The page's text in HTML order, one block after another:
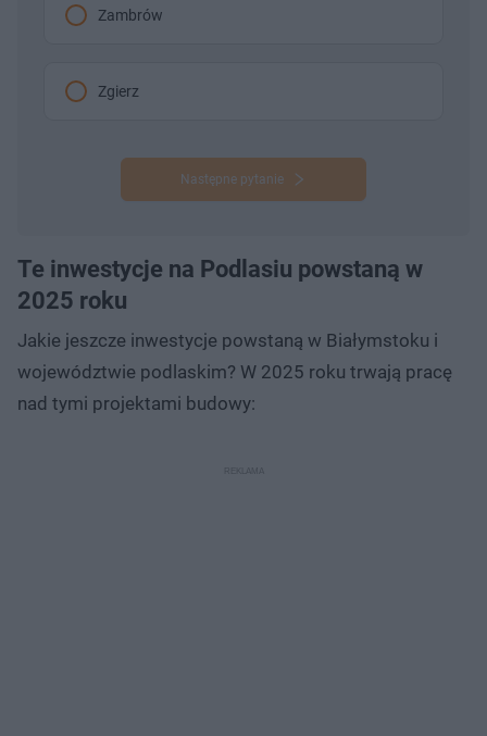
Zambrów
Zgierz
Następne pytanie
Te inwestycje na Podlasiu powstaną w
2025 roku
Jakie jeszcze inwestycje powstaną w Białymstoku i
województwie podlaskim? W 2025 roku trwają pracę
nad tymi projektami budowy: